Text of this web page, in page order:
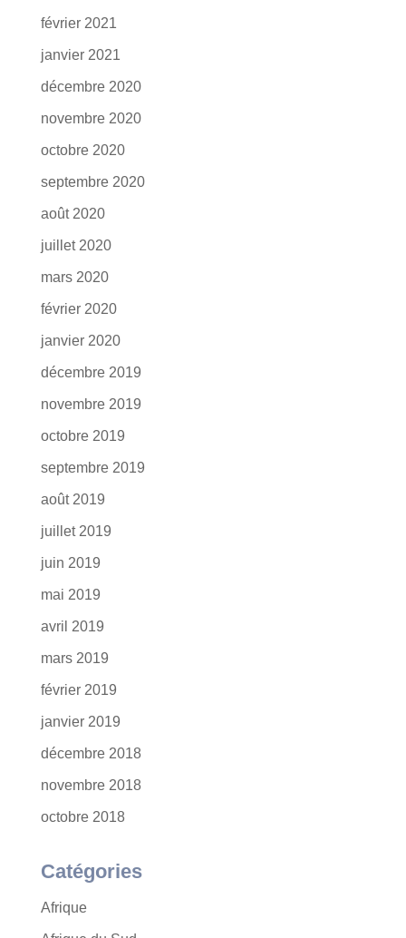
février 2021
janvier 2021
décembre 2020
novembre 2020
octobre 2020
septembre 2020
août 2020
juillet 2020
mars 2020
février 2020
janvier 2020
décembre 2019
novembre 2019
octobre 2019
septembre 2019
août 2019
juillet 2019
juin 2019
mai 2019
avril 2019
mars 2019
février 2019
janvier 2019
décembre 2018
novembre 2018
octobre 2018
Catégories
Afrique